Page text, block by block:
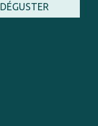
DÉGUSTER